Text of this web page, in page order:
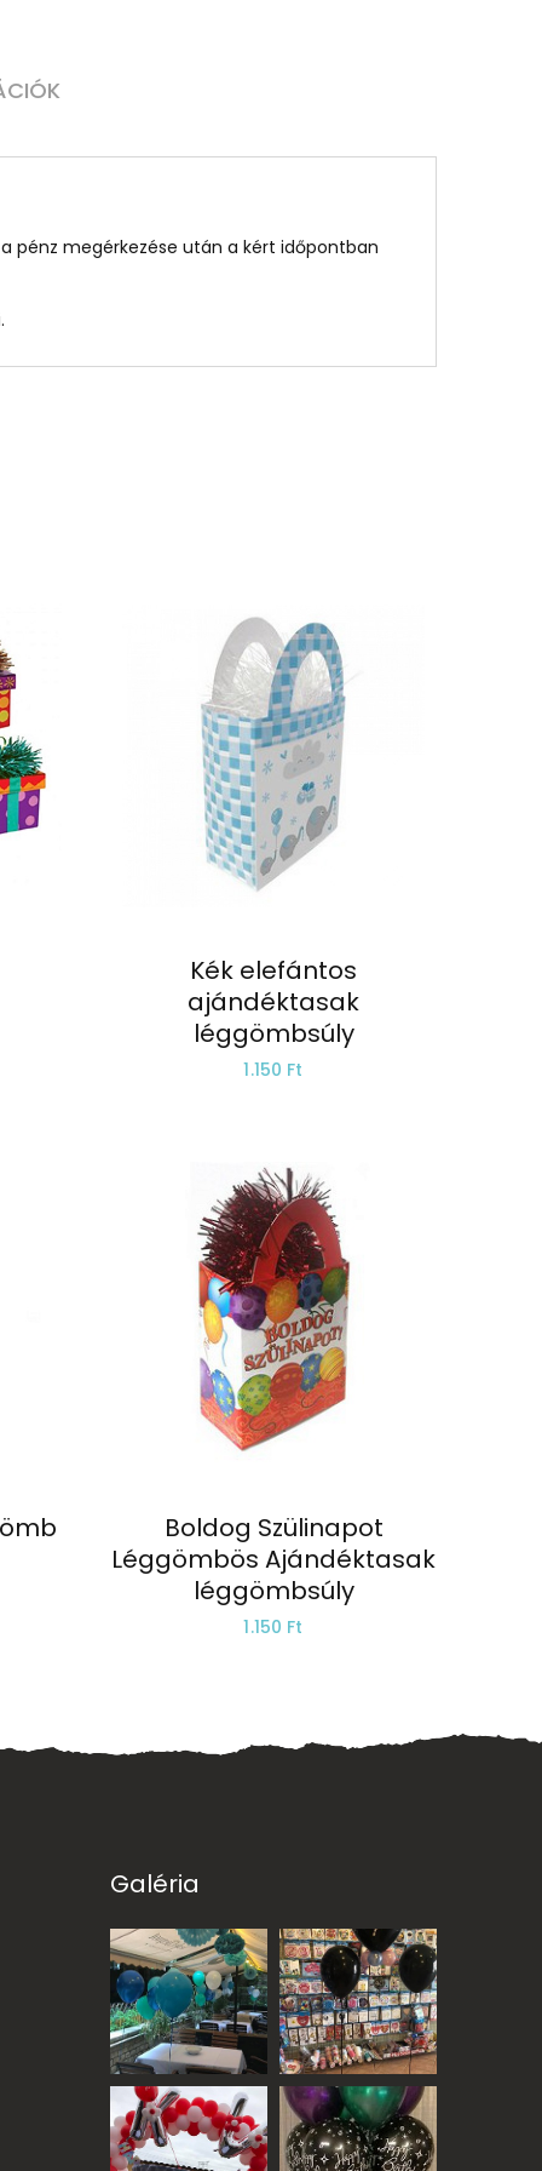
pénz megérkezése után a kért időpontban
Kék elefántos
ajándéktasak
léggömbsúly
1.150 Ft
Boldog Szülinapot
Léggömbös Ajándéktasak
léggömbsúly
1.150 Ft
Galéria